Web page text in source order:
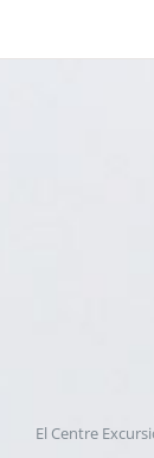
El Centre